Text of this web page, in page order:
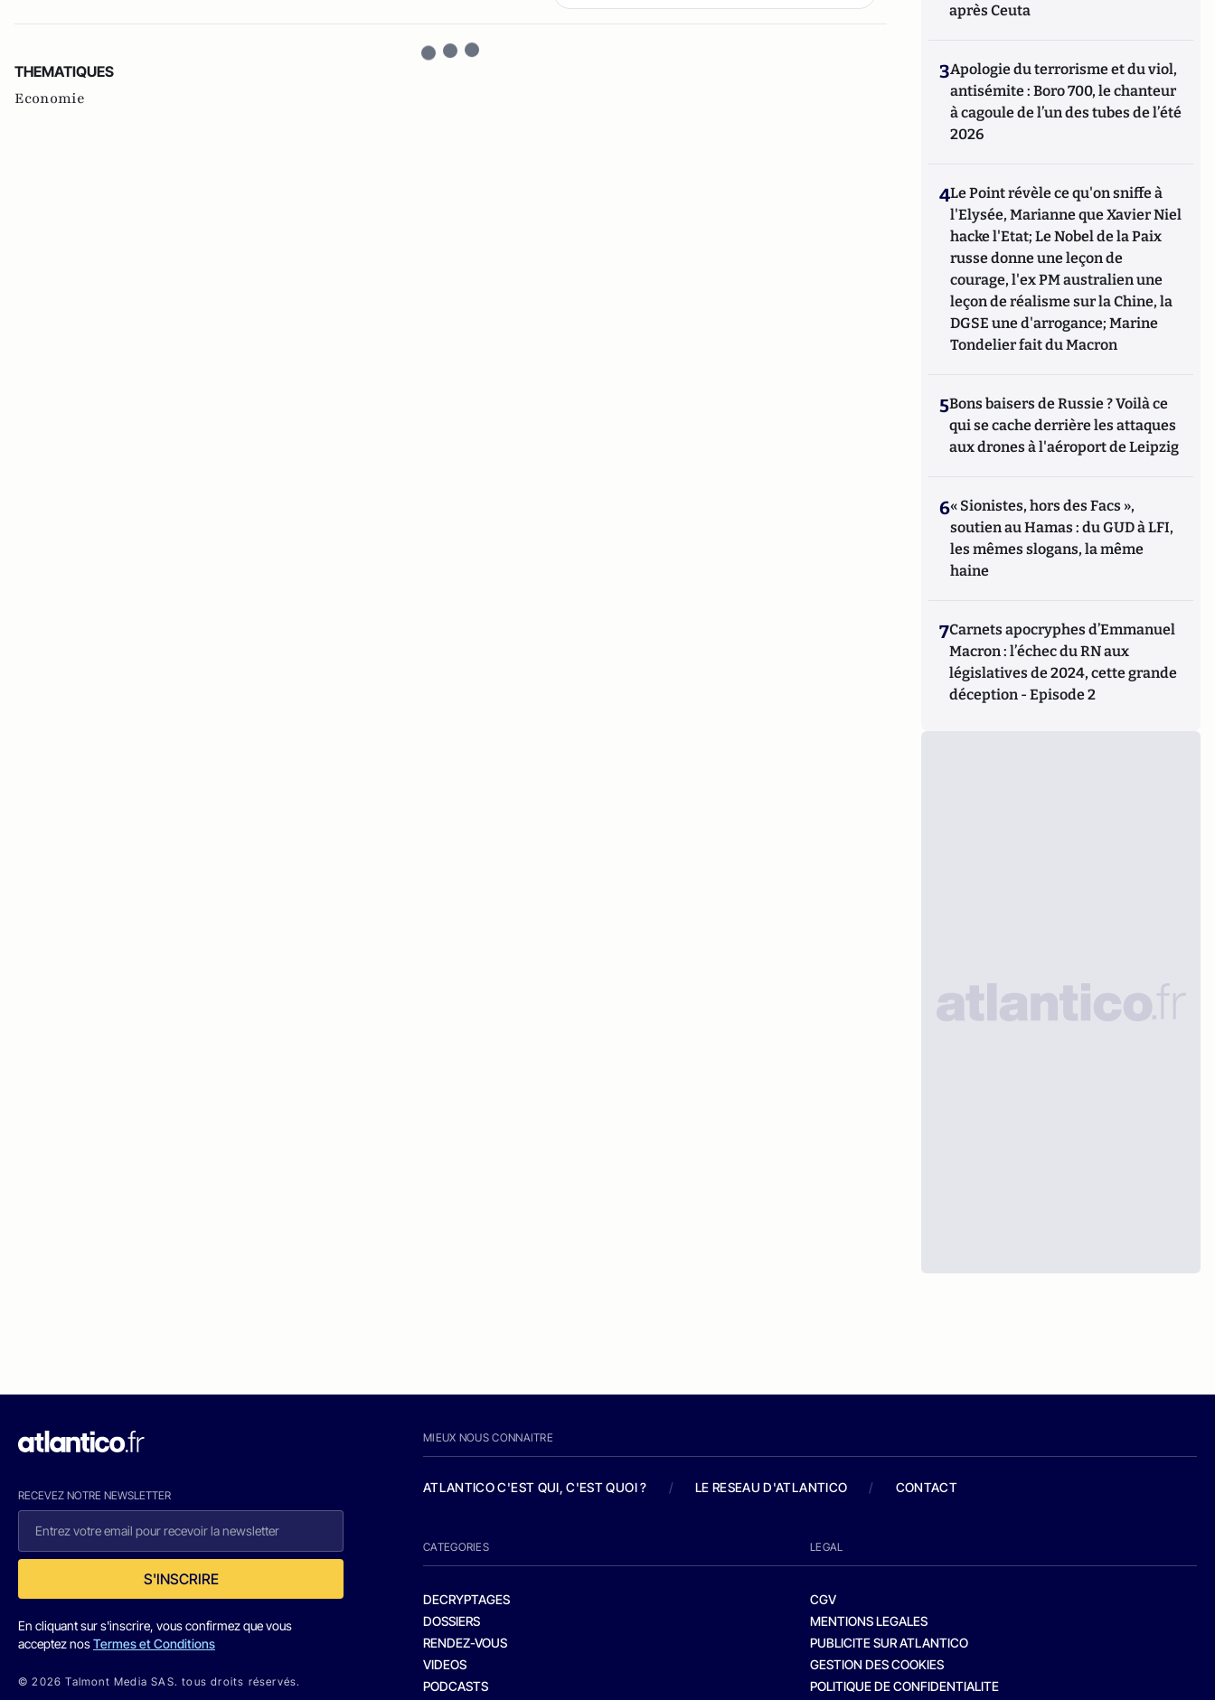
THEMATIQUES
Economie
après Ceuta
3Apologie du terrorisme et du viol,
antisémite : Boro 700, le chanteur
à cagoule de l’un des tubes de l’été
2026
4Le Point révèle ce qu'on sniffe à
l'Elysée, Marianne que Xavier Niel
hacke l'Etat; Le Nobel de la Paix
russe donne une leçon de
courage, l'ex PM australien une
leçon de réalisme sur la Chine, la
DGSE une d'arrogance; Marine
Tondelier fait du Macron
5Bons baisers de Russie ? Voilà ce
qui se cache derrière les attaques
aux drones à l'aéroport de Leipzig
6« Sionistes, hors des Facs »,
soutien au Hamas : du GUD à LFI,
les mêmes slogans, la même
haine
7Carnets apocryphes d’Emmanuel
Macron : l’échec du RN aux
législatives de 2024, cette grande
déception - Episode 2
RECEVEZ NOTRE NEWSLETTER
S'INSCRIRE
En cliquant sur s'inscrire, vous confirmez que vous
acceptez nosTermes et Conditions
© 2026 Talmont Media SAS. tous droits réservés.
MIEUX NOUS CONNAITRE
ATLANTICO C'EST QUI, C'EST QUOI ? / LE RESEAU D'ATLANTICO / CONTACT
CATEGORIES
DECRYPTAGES
DOSSIERS
RENDEZ-VOUS
VIDEOS
PODCASTS
LEGAL
CGV
MENTIONS LEGALES
PUBLICITE SUR ATLANTICO
GESTION DES COOKIES
POLITIQUE DE CONFIDENTIALITE